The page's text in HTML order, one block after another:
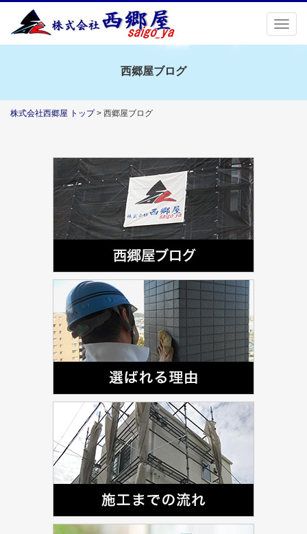
西郷屋ブログ
株式会社西郷屋 トップ> 西郷屋ブログ